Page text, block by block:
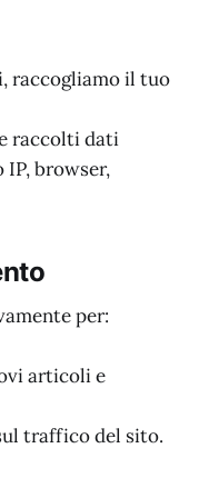
raccogliamo il tuo
raccolti dati
browser,
per:
articoli e
traffico del sito.